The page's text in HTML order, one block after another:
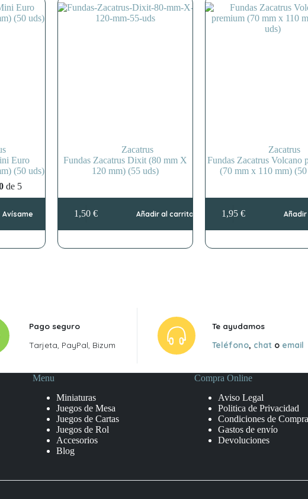
Euro
(50 uds)
de 5
Avísame
Zacatrus
Fundas Zacatrus Dixit (80 mm X
120 mm) (55 uds)
1,50€ Añadir al carrito
Zacatrus
Fundas Zacatrus Volcano
(70 mm x 110 mm)
1,95 €
Pago seguro
Tarjeta, PayPal, Bizum
Te ayudamos
Teléfono, chato email
Menu
Miniaturas
Juegos de Mesa
Juegos de Cartas
Juegos de Rol
Accesorios
Blog
Compra Online
Aviso Legal
Politica de Privacidad
Condiciones de Compra
Gastos de envío
Devoluciones